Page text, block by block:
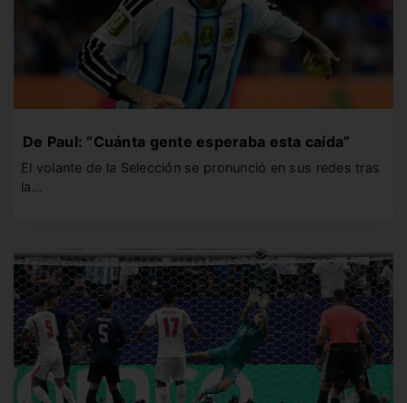
De Paul: “Cuánta gente esperaba esta caída”
El volante de la Selección se pronunció en sus redes tras
la…